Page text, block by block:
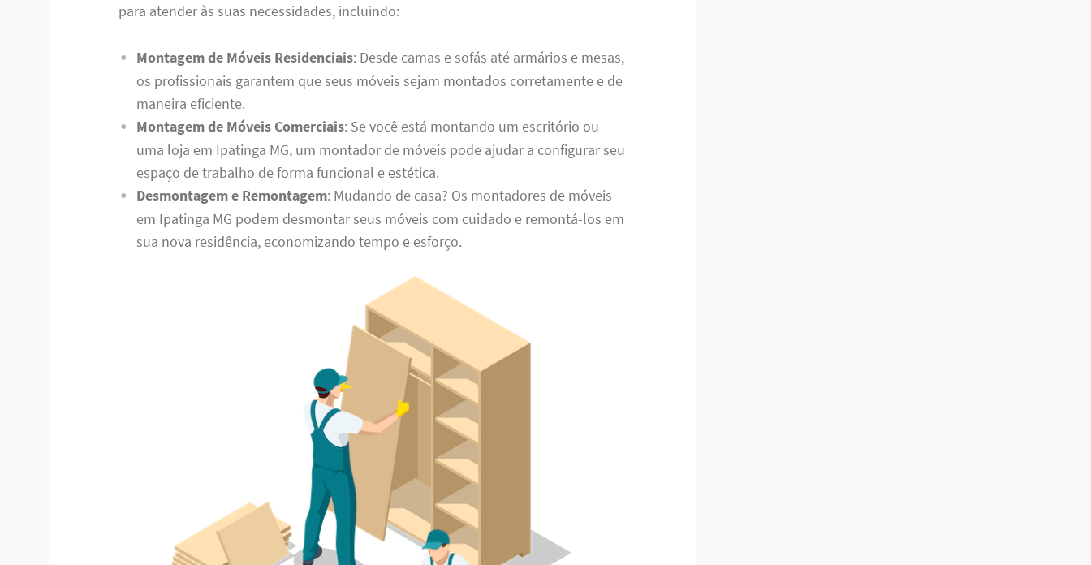
para atender às suas necessidades, incluindo:
Montagem de Móveis Residenciais: Desde camas e sofás até armários e mesas,
os profissionais garantem que seus móveis sejam montados corretamente e de
maneira eficiente.
Montagem de Móveis Comerciais: Se você está montando um escritório ou
uma loja em Ipatinga MG, um montador de móveis pode ajudar a configurar seu
espaço de trabalho de forma funcional e estética.
Desmontagem e Remontagem: Mudando de casa? Os montadores de móveis
em Ipatinga MG podem desmontar seus móveis com cuidado e remontá-los em
sua nova residência, economizando tempo e esforço.